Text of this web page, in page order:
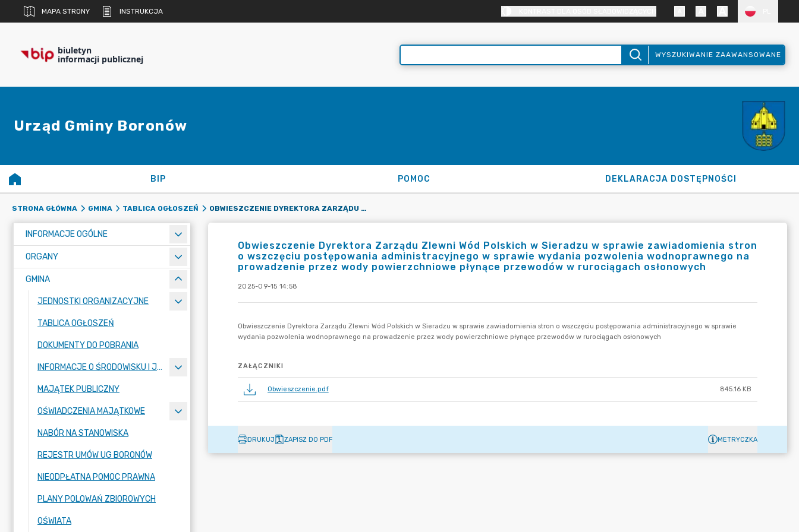
MAPA STRONY INSTRUKCJA
biuletyn
informacji publicznej WYSZUKIWANIE ZAAWANSOWANE
Urząd Gminy Boronów
BIP POMOC DEKLARACJA DOSTĘPNOŚCI
STRONA GŁÓWNA GMINA TABLICA OGŁOSZEŃ OBWIESZCZENIE DYREKTORA ZARZĄDU ZLEWNI WÓD POLSKICH W SIERADZU W SPRAWIE ZAWIADOMIENIA STRON O WSZCZĘCIU POSTĘPOWANIA ADMINISTRACYJNEGO W SPRAWIE WYDANIA POZWOLENIA WODNOPRAWNEGO NA PROWADZENIE PRZEZ WODY POWIERZCHNIOWE PŁYNĄCE PRZEWODÓW W RUROCIĄGACH OSŁONOWYCH
INFORMACJE OGÓLNE
ORGANY
GMINA
JEDNOSTKI ORGANIZACYJNE
TABLICA OGŁOSZEŃ
DOKUMENTY DO POBRANIA
INFORMACJE O ŚRODOWISKU I JEGO OCHRONIE
MAJĄTEK PUBLICZNY
OŚWIADCZENIA MAJĄTKOWE
NABÓR NA STANOWISKA
REJESTR UMÓW UG BORONÓW
NIEODPŁATNA POMOC PRAWNA
PLANY POLOWAŃ ZBIOROWYCH
OŚWIATA
Obwieszczenie Dyrektora Zarządu Zlewni Wód Polskich w Sieradzu w sprawie zawiadomienia stron
o wszczęciu postępowania administracyjnego w sprawie wydania pozwolenia wodnoprawnego na
prowadzenie przez wody powierzchniowe płynące przewodów w rurociągach osłonowych
2025-09-15 14:58
ZAŁĄCZNIKI
Obwieszczenie.pdf 845.16 KB
DRUKUJ ZAPISZ DO PDF METRYCZKA